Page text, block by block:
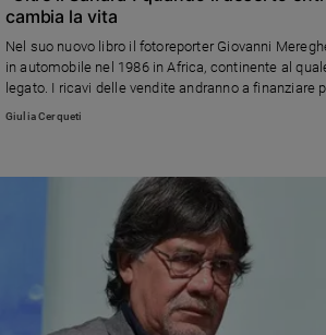
cambia la vita
Nel suo nuovo libro il fotoreporter Giovanni
in automobile nel 1986 in Africa, continente al
legato. I ricavi delle vendite andranno a finanziare
Cinguetti, in Mauritania.
Giulia Cerqueti